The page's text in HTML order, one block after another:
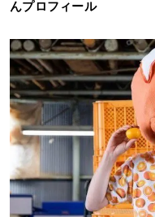
んプロフィール